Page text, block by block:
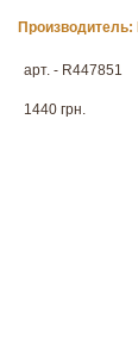
Производитель:
арт. - R447851
1440 грн.